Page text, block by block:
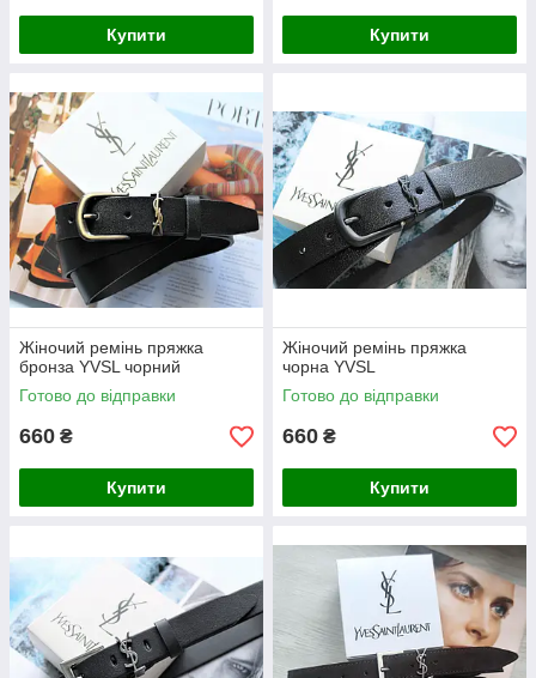
Купити Купити
Жіночий ремінь пряжка
бронза YVSL чорний
Готово до відправки
660 ₴
Купити
Жіночий ремінь пряжка
чорна YVSL
Готово до відправки
660 ₴
Купити